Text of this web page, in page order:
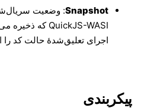
Snapshot: وضعیت
QuickJS-WASI که ذخیره می‌شود تا
اجرای تعلیق‌شدهٔ حالت کد را
پیکربندی